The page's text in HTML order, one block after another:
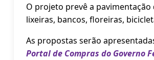
O projeto prevê a pavimentação
lixeiras, bancos, floreiras,
As propostas serão
Portal de Compras do Governo